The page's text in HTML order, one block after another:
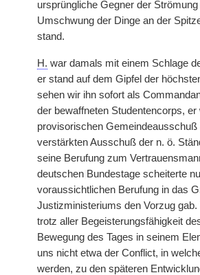
ursprüngliche Gegner der
Umschwung der Dinge an der
stand.
H. war damals mit einem Schlage
er stand auf dem Gipfel der
sehen wir ihn sofort als
der bewaffneten Studentencorps, er
provisorischen Gemeindeausschuß
verstärkten Ausschuß der n. ö.
seine Berufung zum
deutschen Bundestage scheiterte
voraussichtlichen Berufung in das
Justizministeriums den Vorzug gab.
trotz aller Begeisterungsfähigkeit
Bewegung des Tages in seinem
uns nicht etwa der Conflict, in
werden, zu den späteren